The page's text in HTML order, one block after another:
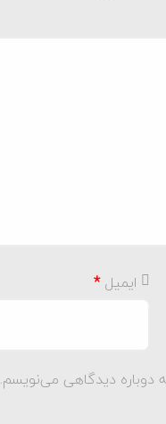
ایمیل*
دوباره دیدگاهی می‌نویسم.